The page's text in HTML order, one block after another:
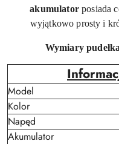
akumulatorposiada
wyjątkowo prosty i
Wymiary
Model
Kolor
Napęd
Akumulator